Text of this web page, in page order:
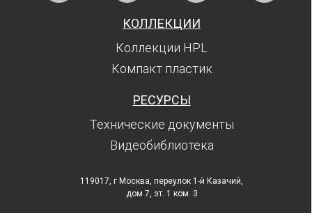
КОЛЛЕКЦИИ
Коллекции HPL
Компакт пластик
РЕСУРСЫ
Технические документы
Видеобиблиотека
119017, г Москва, переулок 1-й Казачий,
дом 7, эт. 1 ком. 3